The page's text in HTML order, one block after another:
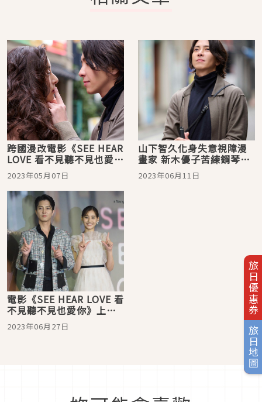
旅日優惠券
旅日地圖
跨國漫改電影《SEE HEAR
LOVE 看不見聽不見也愛
你》登大銀幕 山下智久、
新木優子宣布今年六月攜
手來台與粉絲相見歡
2023年05月07日
山下智久化身失意視障漫
畫家 新木優子苦練鋼琴秀
琴技
2023年06月11日
電影《SEE HEAR LOVE 看
不見聽不見也愛你》上
映！山下智久比愛心寵
粉，新木優子「下次想當
2023年06月27日